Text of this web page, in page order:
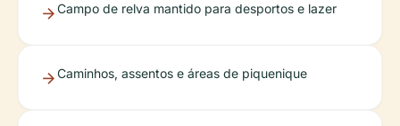
Campo de relva mantido para desportos e lazer
Caminhos, assentos e áreas de piquenique